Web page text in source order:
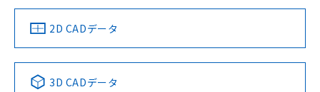
中国 RoHS 注意事項・凡例
2D CADデータ
3D CADデータ